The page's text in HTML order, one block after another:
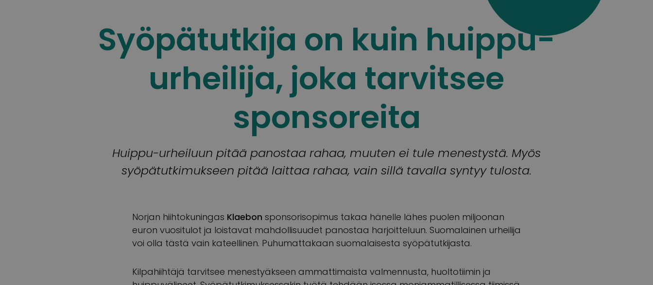
Syöpätutkija on kuin huippu-
urheilija, joka tarvitsee
sponsoreita
Huippu-urheiluun pitää panostaa rahaa, muuten ei tule menestystä. Myös
syöpätutkimukseen pitää laittaa rahaa, vain sillä tavalla syntyy tulosta.
Norjan hiihtokuningas Klaebon sponsorisopimus takaa hänelle lähes puolen miljoonan
euron vuositulot ja loistavat mahdollisuudet panostaa harjoitteluun. Suomalainen urheilija
voi olla tästä vain kateellinen. Puhumattakaan suomalaisesta syöpätutkijasta.
Kilpahiihtäjä tarvitsee menestyäkseen ammattimaista valmennusta, huoltotiimin ja